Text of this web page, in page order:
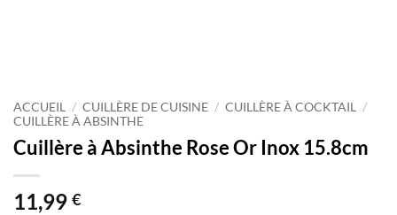
ACCUEIL / CUILLÈRE DE CUISINE / CUILLÈRE À COCKTAIL
/
CUILLÈRE À ABSINTHE
Cuillère à Absinthe Rose Or Inox 15.8cm
11,99 €